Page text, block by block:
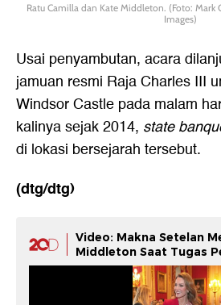
Ratu Camilla dan Kate Middleton. (Foto: Mark
Images)
Usai penyambutan, acara
jamuan resmi Raja Charles III
Windsor Castle pada malam
kalinya sejak 2014, state
di lokasi bersejarah tersebut.
(dtg/dtg)
Video: Makna Setelan
Middleton Saat Tugas